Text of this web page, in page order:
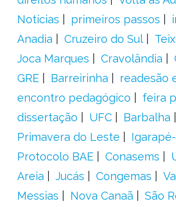
Notícias
primeiros passos
Anadia
Cruzeiro do Sul
Joca Marques
Cravolândia
GRE
Barreirinha
readesão
encontro pedagógico
feira
dissertação
UFC
Barbalha
Primavera do Leste
Protocolo BAE
Conasems
Areia
Jucás Congemas
Messias
Nova Canaã
São